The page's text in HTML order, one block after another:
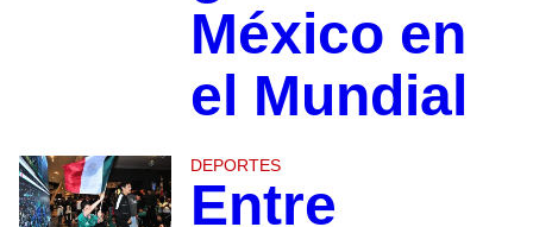
México en
el Mundial
DEPORTES
Entre